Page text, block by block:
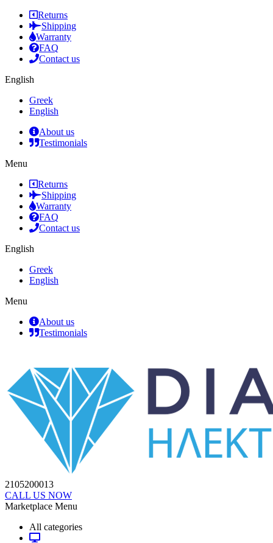
Returns
Shipping
Warranty
FAQ
Contact us
English
Greek
English
About us
Testimonials
Menu
Returns
Shipping
Warranty
FAQ
Contact us
English
Greek
English
Menu
About us
Testimonials
2105200013
CALL US NOW
Marketplace Menu
All categories